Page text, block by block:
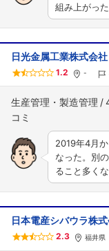
組み上がっ
日光金属工業株式会社
1.2 -
生産管理・製造管理
2019年4月
なった。別
ること多く
日本電産シバウラ株
2.3 福井県